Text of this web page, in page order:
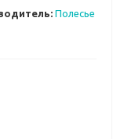
Полесье